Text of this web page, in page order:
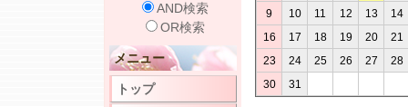
9
10 11 12 13
14
16
17 18 19 20
21
23
24 25 26 27
28
30
31
AND検索
OR検索
メニュー
トップ